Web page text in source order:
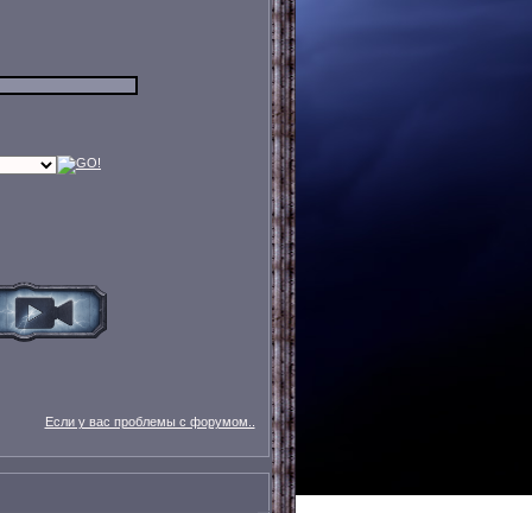
Если у вас проблемы с форумом..